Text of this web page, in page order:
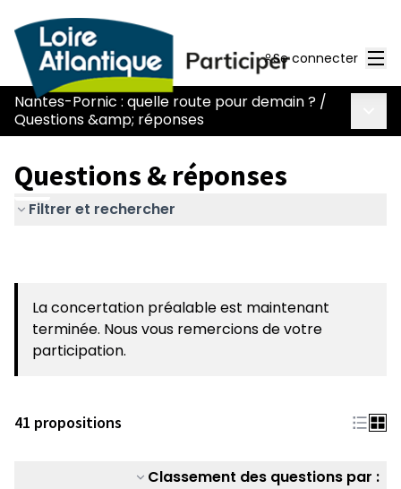
Se connecter
Nantes-Pornic : quelle route pour demain ? /
Questions &amp; réponses
Questions & réponses
Filtrer et rechercher
La concertation préalable est maintenant
terminée. Nous vous remercions de votre
participation.
41 propositions
Classement des questions par :